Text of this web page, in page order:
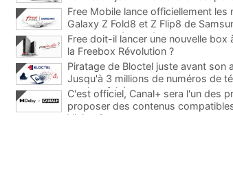
Free Mobile lance officiellement les
Galaxy Z Fold8 et Z Flip8 de
promos et des cadeaux
Free doit-il lancer une nouvelle box
la Freebox Révolution ?
Piratage de Bloctel juste avant son
Jusqu'à 3 millions de numéros de
auraient fuité
C'est officiel, Canal+ sera l'un des
proposer des contenus
Vision 2